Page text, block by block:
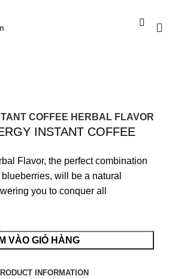
COFFEE HERBAL FLAVOR
INSTANT COFFEE
Flavor, the perfect combination
will be a natural
you to conquer all
VÀO GIỎ HÀNG
INFORMATION